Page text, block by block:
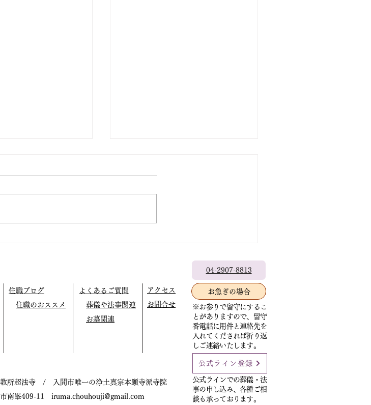
04-2907-8813
住職ブログ
住職のおススメ
よくあるご質問
葬儀や法事関連
お墓関連
お急ぎの場合
アクセス
お問合せ
※お参りで留守にするこ
とがありますので、留守
番電話に用件と連絡先を
入れてくだされば折り返
しご連絡いたします。
公式ライン登録
所超法寺 / 入間市唯一の浄土真宗本願寺派寺院
市南峯409-11 iruma.chouhouji@gmail.com
公式ラインでの葬儀・法
事の申し込み、各種ご相
談も承っております。